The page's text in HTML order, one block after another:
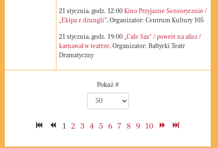
21stycznia, godz. 12:00Kino Przyjazne Sensorycznie /
„Ekipa z dżungli”, Organizator: Centrum Kultury 105
21stycznia, godz. 19:00 „Cafe Sax" / powrót na afisz /
karnawał w teatrze, Organizator: Bałtycki Teatr
Dramatyczny
Pokaż #
1 2 3 4 5 6 7 8 9 10